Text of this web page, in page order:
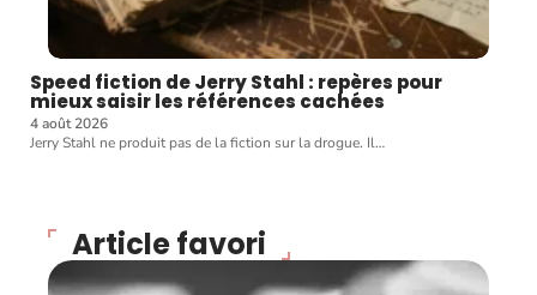
Speed fiction de Jerry Stahl : repères pour
mieux saisir les références cachées
4 août 2026
Jerry Stahl ne produit pas de la fiction sur la drogue. Il…
Article favori